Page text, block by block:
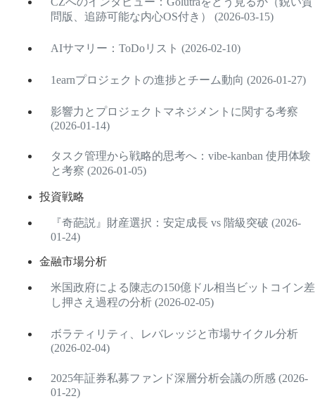
問版、追跡可能な内心OS付き） (2026-03-15)
AIサマリー：ToDoリスト (2026-02-10)
1earnプロジェクトの進捗とチーム動向 (2026-01-27)
影響力とプロジェクトマネジメントに関する考察
(2026-01-14)
タスク管理から戦略的思考へ：vibe-kanban 使用体験
と考察 (2026-01-05)
投資戦略
『奇葩説』財産選択：安定成長 vs 階級突破 (2026-
01-24)
金融市場分析
米国政府による陳志の150億ドル相当ビットコイン差
し押さえ過程の分析 (2026-02-05)
ボラティリティ、レバレッジと市場サイクル分析
(2026-02-04)
2025年証券私募ファンド深層分析会議の所感 (2026-
01-22)